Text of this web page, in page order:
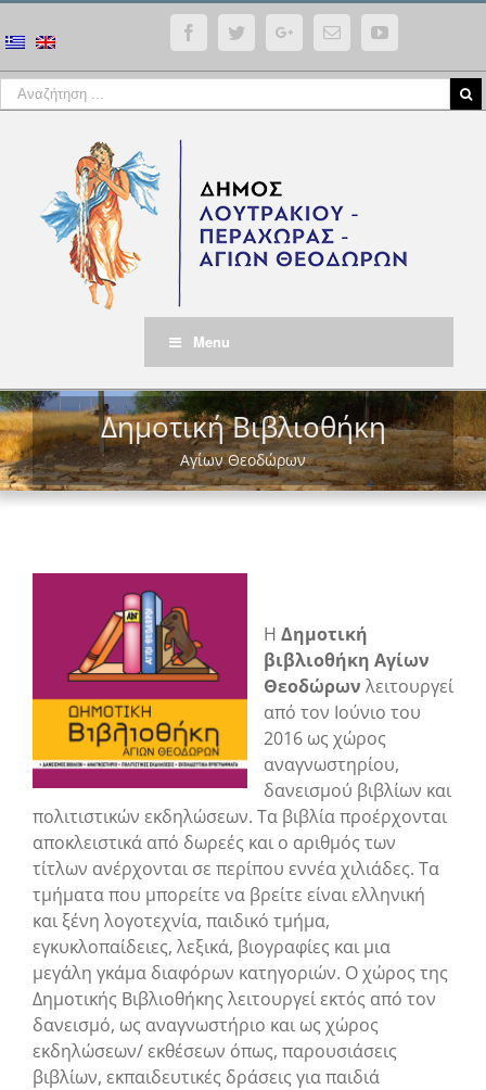
FacebookTwitterGoogle+Email YouTube
Menu
Δημοτική Βιβλιοθήκη
Αγίων Θεοδώρων
Η Δημοτική
βιβλιοθήκη Αγίων
Θεοδώρων λειτουργεί
από τον Ιούνιο του
2016 ως χώρος
αναγνωστηρίου,
δανεισμού βιβλίων και
πολιτιστικών εκδηλώσεων. Τα βιβλία προέρχονται
αποκλειστικά από δωρεές και ο αριθμός των
τίτλων ανέρχονται σε περίπου εννέα χιλιάδες. Τα
τμήματα που μπορείτε να βρείτε είναι ελληνική
και ξένη λογοτεχνία, παιδικό τμήμα,
εγκυκλοπαίδειες, λεξικά, βιογραφίες και μια
μεγάλη γκάμα διαφόρων κατηγοριών. Ο χώρος της
Δημοτικής Βιβλιοθήκης λειτουργεί εκτός από τον
δανεισμό, ως αναγνωστήριο και ως χώρος
εκδηλώσεων/ εκθέσεων όπως, παρουσιάσεις
βιβλίων, εκπαιδευτικές δράσεις για παιδιά